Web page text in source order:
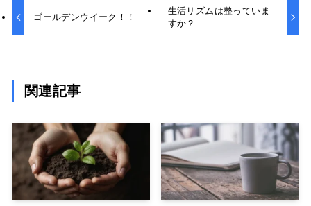
ゴールデンウイーク！！
生活リズムは整っていま
すか？
関連記事